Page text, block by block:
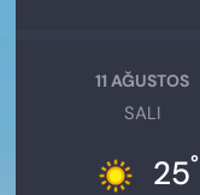
11 AĞUSTOS
SALI
25°